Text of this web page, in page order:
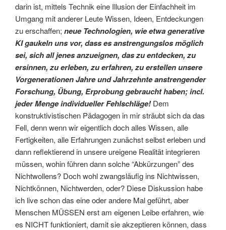
darin ist, mittels Technik eine Illusion der Einfachheit im
Umgang mit anderer Leute Wissen, Ideen, Entdeckungen
zu erschaffen; neue Technologien, wie etwa generative
KI gaukeln uns vor, dass es anstrengungslos möglich
sei, sich all jenes anzueignen, das zu entdecken, zu
ersinnen, zu erleben, zu erfahren, zu erstellen unsere
Vorgenerationen Jahre und Jahrzehnte anstrengender
Forschung, Übung, Erprobung gebraucht haben; incl.
jeder Menge individueller Fehlschläge!Dem
konstruktivistischen Pädagogen in mir sträubt sich da das
Fell, denn wenn wir eigentlich doch alles Wissen, alle
Fertigkeiten, alle Erfahrungen zunächst selbst erleben und
dann reflektierend in unsere ureigene Realität integrieren
müssen, wohin führen dann solche “Abkürzungen” des
Nichtwollens? Doch wohl zwangsläufig ins Nichtwissen,
Nichtkönnen, Nichtwerden, oder? Diese Diskussion habe
ich live schon das eine oder andere Mal geführt, aber
Menschen MÜSSEN erst am eigenen Leibe erfahren, wie
es NICHT funktioniert, damit sie akzeptieren können, dass